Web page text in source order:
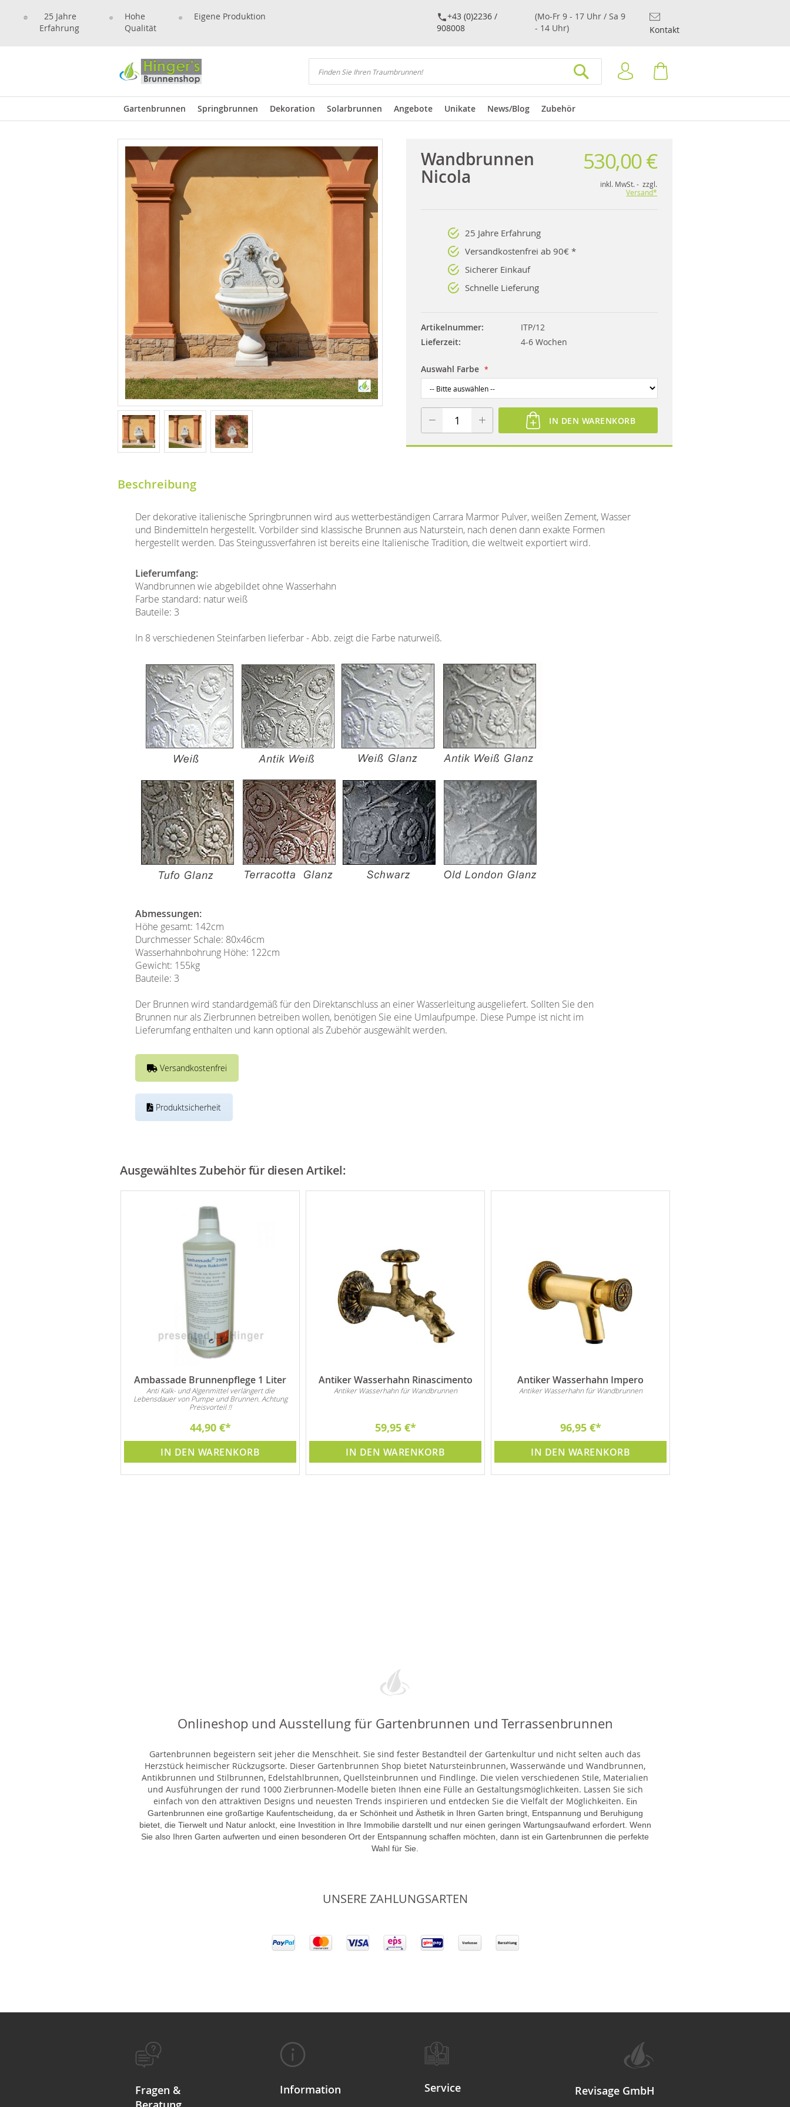
25 Jahre
Erfahrung
Hohe
Qualität
Eigene Produktion
+43 (0)2236 /
908008
(Mo-Fr 9 - 17 Uhr / Sa 9
- 14 Uhr)
Kontakt
Suchen
Anmelden
Gartenbrunnen Springbrunnen Dekoration Solarbrunnen Angebote Unikate News/Blog Zubehör
Wandbrunnen
Nicola
530,00 €
inkl. MwSt. - zzgl.
Versand*
25 Jahre Erfahrung
Versandkostenfrei ab 90€ *
Sicherer Einkauf
Schnelle Lieferung
Artikelnummer
ITP/12
Lieferzeit
4-6 Wochen
Auswahl Farbe
IN DEN WARENKORB
Beschreibung
Der dekorative italienische Springbrunnen wird aus wetterbeständigen Carrara Marmor Pulver, weißen Zement, Wasser
und Bindemitteln hergestellt. Vorbilder sind klassische Brunnen aus Naturstein, nach denen dann exakte Formen
hergestellt werden. Das Steingussverfahren ist bereits eine Italienische Tradition, die weltweit exportiert wird.
Lieferumfang:
Wandbrunnen wie abgebildet ohne Wasserhahn
Farbe standard: natur weiß
Bauteile: 3
In 8 verschiedenen Steinfarben lieferbar - Abb. zeigt die Farbe naturweiß.
Abmessungen:
Höhe gesamt: 142cm
Durchmesser Schale: 80x46cm
Wasserhahnbohrung Höhe: 122cm
Gewicht: 155kg
Bauteile: 3
Der Brunnen wird standardgemäß für den Direktanschluss an einer Wasserleitung ausgeliefert. Sollten Sie den
Brunnen nur als Zierbrunnen betreiben wollen, benötigen Sie eine Umlaufpumpe. Diese Pumpe ist nicht im
Lieferumfang enthalten und kann optional als Zubehör ausgewählt werden.
Versandkostenfrei
Produktsicherheit
Ausgewähltes Zubehör für diesen Artikel:
Ambassade Brunnenpflege 1 Liter
Anti Kalk- und Algenmittel verlängert die
Lebensdauer von Pumpe und Brunnen. Achtung
Preisvorteil !!
44,90 €
IN DEN WARENKORB
Antiker Wasserhahn Rinascimento
Antiker Wasserhahn für Wandbrunnen
59,95 €
IN DEN WARENKORB
Antiker Wasserhahn Impero
Antiker Wasserhahn für Wandbrunnen
96,95 €
IN DEN WARENKORB
Onlineshop und Ausstellung für Gartenbrunnen und Terrassenbrunnen
Gartenbrunnen begeistern seit jeher die Menschheit. Sie sind fester Bestandteil der Gartenkultur und nicht selten auch das
Herzstück heimischer Rückzugsorte. Dieser Gartenbrunnen Shop bietet Natursteinbrunnen, Wasserwände und Wandbrunnen,
Antikbrunnen und Stilbrunnen, Edelstahlbrunnen, Quellsteinbrunnen und Findlinge. Die vielen verschiedenen Stile, Materialien
und Ausführungen der rund 1000 Zierbrunnen-Modelle bieten Ihnen eine Fülle an Gestaltungsmöglichkeiten. Lassen Sie sich
einfach von den attraktiven Designs und neuesten Trends inspirieren und entdecken Sie die Vielfalt der Möglichkeiten. Ein
Gartenbrunnen eine großartige Kaufentscheidung, da er Schönheit und Ästhetik in Ihren Garten bringt, Entspannung und Beruhigung
bietet, die Tierwelt und Natur anlockt, eine Investition in Ihre Immobilie darstellt und nur einen geringen Wartungsaufwand erfordert. Wenn
Sie also Ihren Garten aufwerten und einen besonderen Ort der Entspannung schaffen möchten, dann ist ein Gartenbrunnen die perfekte
Wahl für Sie.
UNSERE ZAHLUNGSARTEN
Fragen &
Information Service Revisage GmbH